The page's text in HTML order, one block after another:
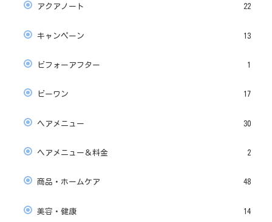
アクアノート 22
キャンペーン 13
ビフォーアフター 1
ビーワン 17
ヘアメニュー 30
ヘアメニュー＆料金 2
商品・ホームケア 48
美容・健康 14